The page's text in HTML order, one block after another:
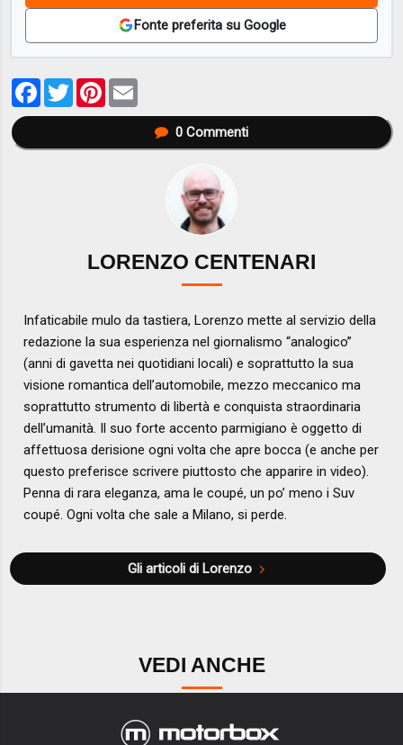
Fonte preferita su Google
Facebook
TwitterPinterest
0Commenti
LORENZO CENTENARI
Infaticabile mulo da tastiera, Lorenzo mette al servizio della
redazione la sua esperienza nel giornalismo “analogico”
(anni di gavetta nei quotidiani locali) e soprattutto la sua
visione romantica dell’automobile, mezzo meccanico ma
soprattutto strumento di libertà e conquista straordinaria
dell’umanità. Il suo forte accento parmigiano è oggetto di
affettuosa derisione ogni volta che apre bocca (e anche per
questo preferisce scrivere piuttosto che apparire in video).
Penna di rara eleganza, ama le coupé, un po’ meno i Suv
coupé. Ogni volta che sale a Milano, si perde.
Gli articoli di Lorenzo
VEDI ANCHE